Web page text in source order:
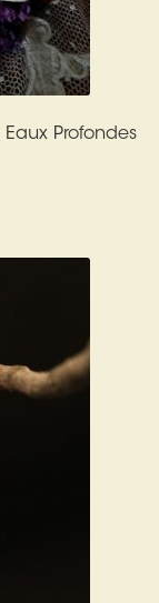
Profondes